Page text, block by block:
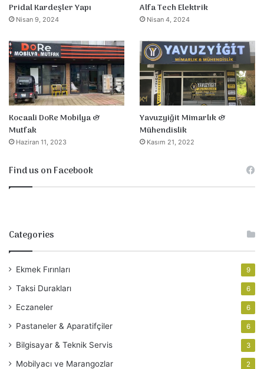
Pridal Kardeşler Yapı
Nisan 9, 2024
Alfa Tech Elektrik
Nisan 4, 2024
Kocaali DoRe Mobilya &
Mutfak
Haziran 11, 2023
Yavuzyiğit Mimarlık &
Mühendislik
Kasım 21, 2022
Find us on Facebook
Categories
Ekmek Fırınları 9
Taksi Durakları 6
Eczaneler 6
Pastaneler & Aparatifçiler 6
Bilgisayar & Teknik Servis 3
Mobilyacı ve Marangozlar 2